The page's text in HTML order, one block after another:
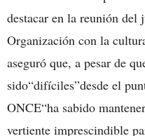
destacar en la reunión del
Organización con la
aseguró que, a pesar de
sido“difíciles”desde el
ONCE“ha sabido
vertiente imprescindible